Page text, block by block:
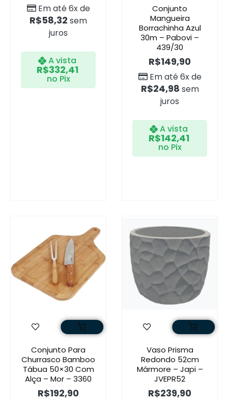
Em até 6x de
R$58,32 sem
juros
A vista
R$332,41
no Pix
Conjunto
Mangueira
Borrachinha Azul
30m – Pabovi –
439/30
R$149,90
Em até 6x de
R$24,98 sem
juros
A vista
R$142,41
no Pix
Conjunto Para
Churrasco Bamboo
Tábua 50×30 Com
Alça – Mor – 3360
R$192,90
Vaso Prisma
Redondo 52cm
Mármore – Japi –
JVEPR52
R$239,90